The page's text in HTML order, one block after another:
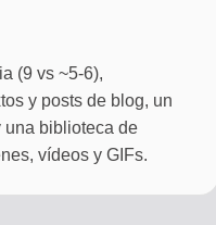
(9 vs ~5-6),
y posts de blog, un
una biblioteca de
vídeos y GIFs.